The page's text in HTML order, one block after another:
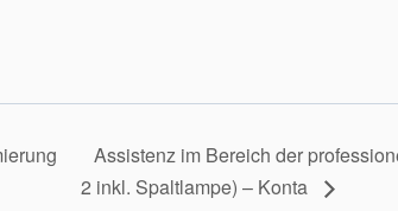
Assistenz im Bereich der
2 inkl. Spaltlampe) – Konta